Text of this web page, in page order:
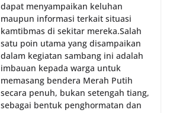
dapat menyampaikan keluhan
maupun informasi terkait situasi
kamtibmas di sekitar mereka.‎‎‎Salah
satu poin utama yang disampaikan
dalam kegiatan sambang ini adalah
imbauan kepada warga untuk
memasang bendera Merah Putih
secara penuh, bukan setengah tiang,
sebagai bentuk penghormatan dan